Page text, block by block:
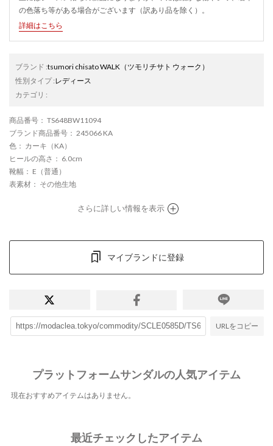
の色落ち等がある場合がございます（訳あり品を除く）。
詳細はこちら
ブランド :tsumori chisato WALK （ツモリチサト ウォーク）
性別タイプ:レディース
カテゴリ :
商品番号 ： TS648BW11094
ブランド商品番号 ： 245066 KA
色 ： カーキ（KA）
ヒールの高さ ： 6.0cm
靴幅 ： E（普通）
表素材 ： その他生地
さらに詳しい情報を表示
マイブランドに登録
URLをコピー
プラットフォームサンダルの人気アイテム
現在おすすめアイテムはありません。
最近チェックしたアイテム